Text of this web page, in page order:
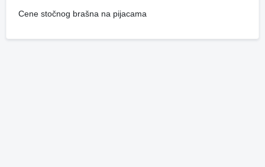
Cene stočnog brašna na pijacama